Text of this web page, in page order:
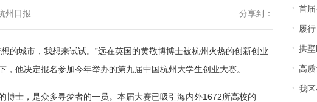
州日报 分享到：
的城市，我想来试试。”远在英国的黄敬博博士被杭州火热的创新创业
，他决定报名参加今年举办的第九届中国杭州大学生创业大赛。
博士，是众多寻梦者的一员。本届大赛已吸引海内外1672所高校的
· 首
· 履
· 拱墅
· 高质
· 我